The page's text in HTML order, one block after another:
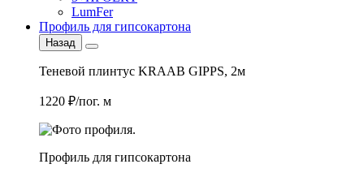
LumFer
Профиль для гипсокартона
Назад
Теневой плинтус KRAAB GIPPS, 2м
1220 ₽/пог. м
Профиль для гипсокартона